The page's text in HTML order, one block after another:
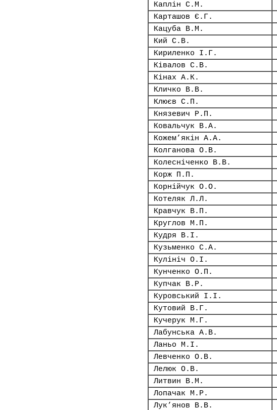
Каплін С.М.
Карташов Є.Г.
Кацуба В.М.
Кий С.В.
Кириленко І.Г.
Ківалов С.В.
Кінах А.К.
Кличко В.В.
Клюєв С.П.
Князевич Р.П.
Ковальчук В.А.
Кожем’якін А.А.
Колганова О.В.
Колесніченко В.В.
Корж П.П.
Корнійчук О.О.
Котеляк Л.Л.
Кравчук В.П.
Круглов М.П.
Кудря В.І.
Кузьменко С.А.
Кулініч О.І.
Кунченко О.П.
Купчак В.Р.
Куровський І.І.
Кутовий В.Г.
Кучерук М.Г.
Лабунська А.В.
Ланьо М.І.
Левченко О.В.
Лелюк О.В.
Литвин В.М.
Лопачак М.Р.
Лук’янов В.В.